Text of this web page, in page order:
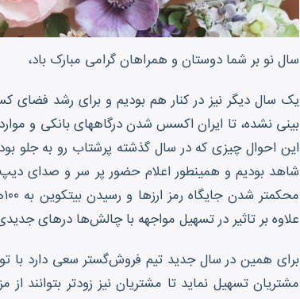
سال نو بر شما دوستان و همراهان گرامی مبارک باد،
یک سال دیگر نیز در کنار هم بودیم و برای رشد
بینی نشده، تا ایران اکسس شدن درگاههای بانکی و
این احوال چیزی که در سال گذشته پرشتاب رو به جلو
علاوه بر تاثیر در تسهیل مواجهه با چالش‌ها درهای
برای همین در سال جدید تیم فروش‌گستر سعی دارد با
مشتریان تسهیل نماید تا مشتریان نیز زودتر بتوانند